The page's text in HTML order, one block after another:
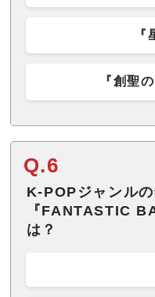
『
『創聖
Q.6
K-POPジャンル
『FANTASTIC
は？